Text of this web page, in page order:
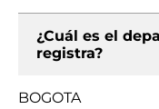
¿Cuál es el
registra?
BOGOTA